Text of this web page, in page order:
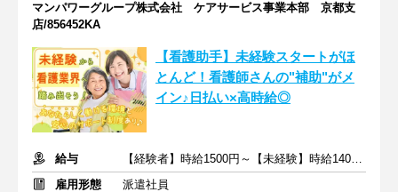
マンパワーグループ株式会社 ケアサービス事業本部 京都支
店/856452KA
【看護助手】未経験スタートがほ
とんど！看護師さんの"補助"がメ
イン♪日払い×高時給◎
給与
【経験者】時給1500円～【未経験】時給1400円～ ※交通費全額
雇用形態
派遣社員